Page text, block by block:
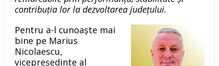
contribuția lor la dezvoltarea județului.
Pentru a-l cunoaște mai
bine pe Marius
Nicolaescu,
vicepreședinte al